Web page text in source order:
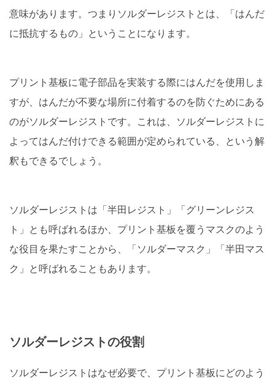
意味があります。つまりソルダーレジストとは、「はんだ
に抵抗するもの」ということになります。
プリント基板に電子部品を実装する際にはんだを使用しま
すが、はんだが不要な場所に付着するのを防ぐためにある
のがソルダーレジストです。これは、ソルダーレジストに
よってはんだ付けできる範囲が定められている、という解
釈もできるでしょう。
ソルダーレジストは「半田レジスト」「グリーンレジス
ト」とも呼ばれるほか、プリント基板を覆うマスクのよう
な役目を果たすことから、「ソルダーマスク」「半田マス
ク」と呼ばれることもあります。
ソルダーレジストの役割
ソルダーレジストはなぜ必要で、プリント基板にどのよう